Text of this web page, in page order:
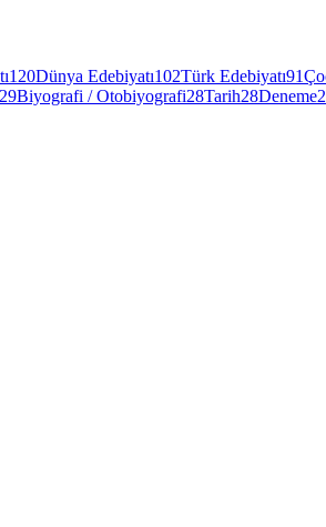
120Dünya Edebiyatı102Türk Edebiyatı91
29Biyografi / Otobiyografi28Tarih28Deneme